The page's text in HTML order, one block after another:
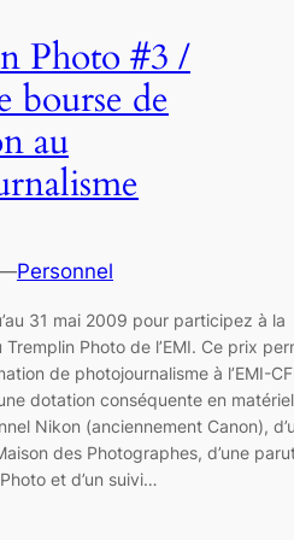
Photo #3 /
bourse de
au
Personnel
31 mai 2009 pour participez à la
Photo de l’EMI. Ce prix
de photojournalisme à l’EMI-
dotation conséquente en matériel
Nikon (anciennement Canon),
des Photographes, d’une
et d’un suivi…